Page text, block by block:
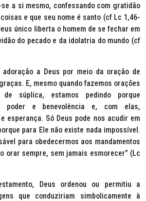
a si mesmo, confessando com gratidão
e que seu nome é santo (cf Lc 1,46-
único liberta o homem de se fechar em
do pecado e da idolatria do mundo (cf
adoração a Deus por meio da oração de
E, mesmo quando fazemos orações
súplica, estamos pedindo porque
poder e benevolência e, com elas,
esperança. Só Deus pode nos acudir em
para Ele não existe nada impossível.
para obedecermos aos mandamentos
orar sempre, sem jamais esmorecer” (Lc
Deus ordenou ou permitiu a
que conduziriam simbolicamente à